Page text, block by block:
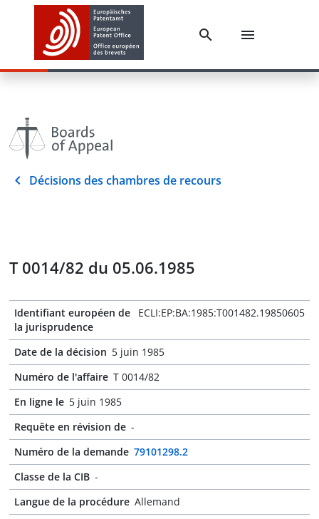
Décisions des chambres de recours
T 0014/82 du 05.06.1985
Identifiant européen de
la jurisprudence
ECLI:EP:BA:1985:T001482.19850605
Date de la décision 5 juin 1985
Numéro de l'affaire T 0014/82
En ligne le 5 juin 1985
Requête en révision de -
Numéro de la demande 79101298.2
Classe de la CIB -
Langue de la procédure Allemand